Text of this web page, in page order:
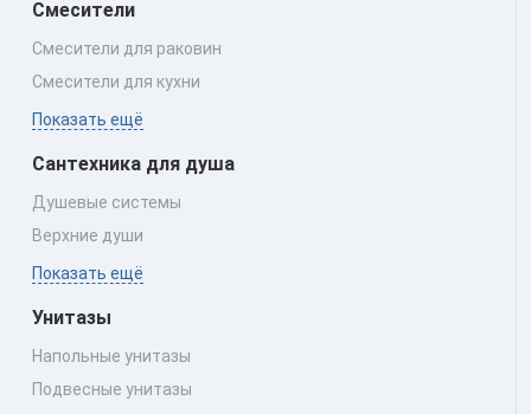
Смесители
Смесители для раковин
Смесители для кухни
Показать ещё
Сантехника для душа
Душевые системы
Верхние души
Показать ещё
Унитазы
Напольные унитазы
Подвесные унитазы